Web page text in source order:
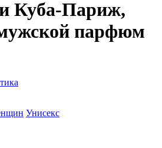
Куба-Париж,
парфюм
Унисекс